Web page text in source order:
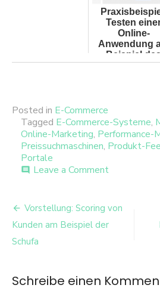
Testen
Online-
Anwendung
Beispiel des
Merkzettels
Posted in E-Commerce
Tagged E-Commerce-Systeme,
Online-Marketing, Performance-
Preissuchmaschinen, Produkt-
Portale
comment Leave a Commenton
Zentrale
Beitrags-
Navigation
Vorstellung: Scoring von
Kunden am Beispiel der
Schufa
Schreibe einen